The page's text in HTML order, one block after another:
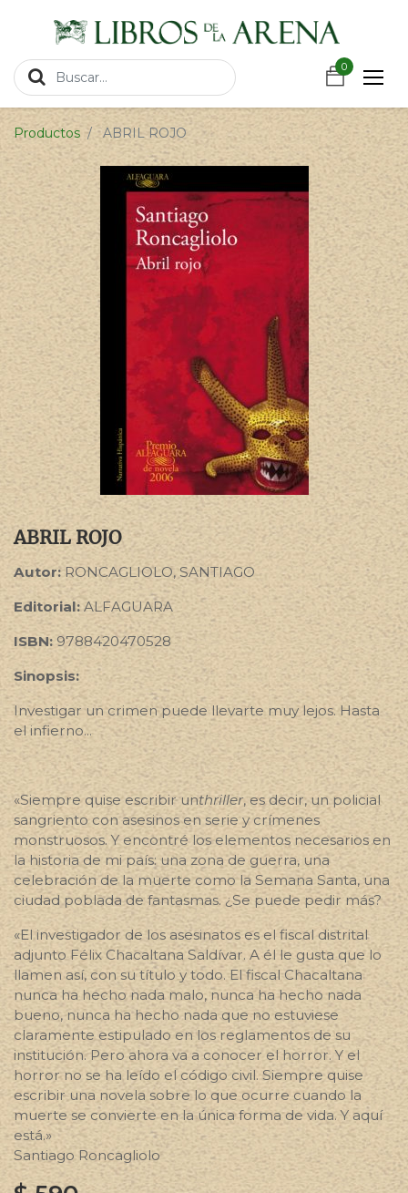
0
0
Productos ABRIL ROJO
ABRIL ROJO
Autor: RONCAGLIOLO, SANTIAGO
Editorial: ALFAGUARA
ISBN: 9788420470528
Sinopsis:
Investigar un crimen puede llevarte muy lejos. Hasta
el infierno...
«Siempre quise escribir unthriller, es decir, un policial
sangriento con asesinos en serie y crímenes
monstruosos. Y encontré los elementos necesarios en
la historia de mi país: una zona de guerra, una
celebración de la muerte como la Semana Santa, una
ciudad poblada de fantasmas. ¿Se puede pedir más?
«El investigador de los asesinatos es el fiscal distrital
adjunto Félix Chacaltana Saldívar. A él le gusta que lo
llamen así, con su título y todo. El fiscal Chacaltana
nunca ha hecho nada malo, nunca ha hecho nada
bueno, nunca ha hecho nada que no estuviese
claramente estipulado en los reglamentos de su
institución. Pero ahora va a conocer el horror. Y el
horror no se ha leído el código civil. Siempre quise
escribir una novela sobre lo que ocurre cuando la
muerte se convierte en la única forma de vida. Y aquí
está.»
Santiago Roncagliolo